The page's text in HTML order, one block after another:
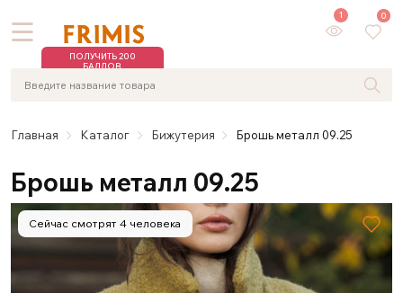
ПОЛУЧИТЬ 200
БАЛЛОВ
1 0
Главная Каталог Бижутерия Брошь металл 09.25
Брошь металл 09.25
Сейчас смотрят 4 человека